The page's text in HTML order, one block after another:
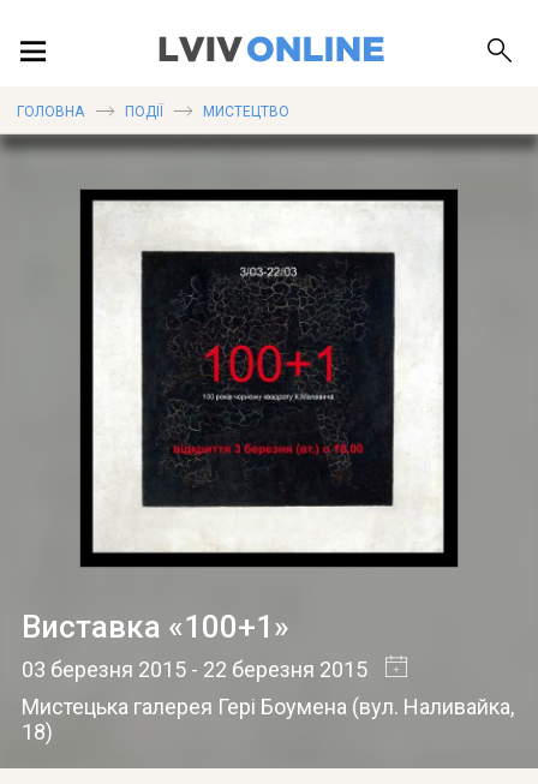
ГОЛОВНА ПОДІЇ МИСТЕЦТВО
Виставка «100+1»
03 березня 2015- 22 березня 2015
Мистецька галерея Гері Боумена (вул. Наливайка,
18)